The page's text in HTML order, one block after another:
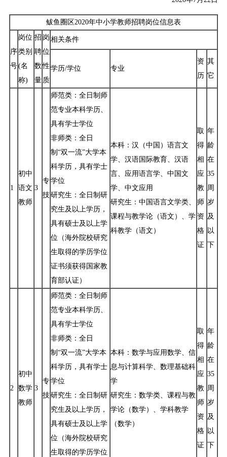
鲅鱼圈区2020年中小学教师招聘岗位信息表
序
号
岗位
类别
(名
称)
招
聘
数
量
岗
位
性
质
相关条件
学历/学位 专业
资
历
其
它
1
初中
语文
教师
3
专
技
师范类：全日制师
范专业本科学历、
具有学士学位
非师类：全日
制“双一流”大学本
科学历，具有学士
学位
研究生：全日制研
究生及以上学历，
具有硕士及以上学
位（海外院校研究
生取得的学历学位
证书须获得国家教
育部认证）
本科：汉（中国）语言文
学、汉语国际教育、汉语
言、应用语言学、中国文
学、中文应用
研究生：中国语言文学类、
课程与教学论（语文）、学
科教学（语文）
取
得
相
应
教
师
资
格
证
年
龄
在
35
周
岁
及
以
下
2
初中
数学
教师
3
专
技
师范类：全日制师
范专业本科学历、
具有学士学位
非师类：全日
制“双一流”大学本
科学历，具有学士
学位
研究生：全日制研
究生及以上学历，
具有硕士及以上学
位（海外院校研究
生取得的学历学位
本科：数学与应用数学、信
息与计算科学、数理基础科
学
研究生：数学类、课程与教
学论（数学）、学科教学
（数学）
取
得
相
应
教
师
资
格
证
年
龄
在
35
周
岁
及
以
下